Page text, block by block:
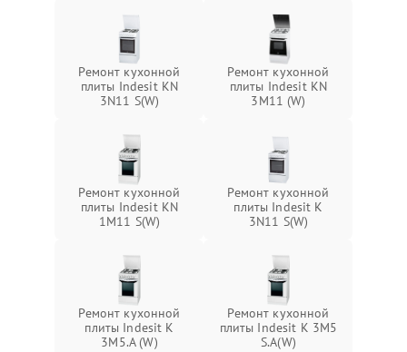
Ремонт кухонной
плиты Indesit KN
3N11 S(W)
Ремонт кухонной
плиты Indesit KN
3M11 (W)
Ремонт кухонной
плиты Indesit KN
1M11 S(W)
Ремонт кухонной
плиты Indesit K
3N11 S(W)
Ремонт кухонной
плиты Indesit K
3M5.A (W)
Ремонт кухонной
плиты Indesit K 3M5
S.A(W)